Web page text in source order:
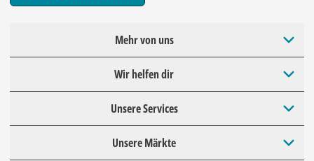
Mehr von uns
Wir helfen dir
Unsere Services
Unsere Märkte